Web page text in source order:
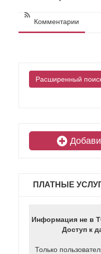
Комментарии
Расширенный
ПЛАТНЫЕ
Информация не в
Доступ к
Только